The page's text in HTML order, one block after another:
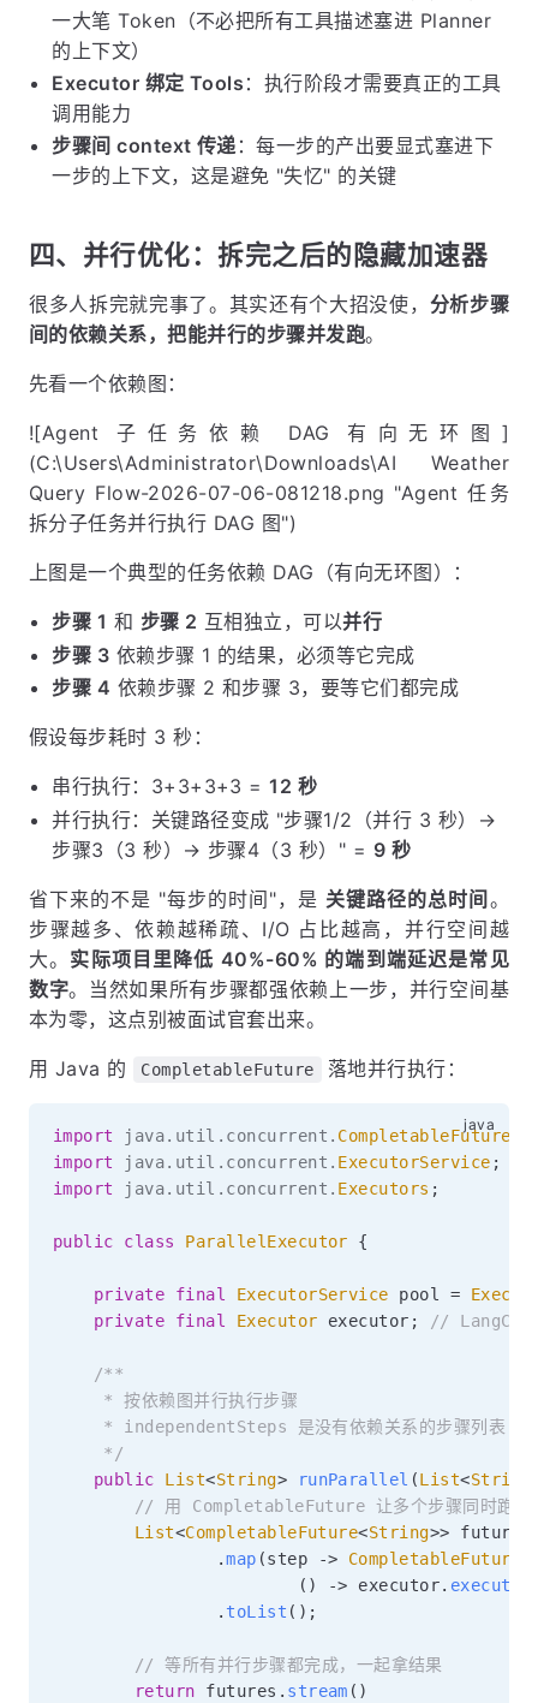
一大笔 Token（不必把所有工具描述塞进 Planner
的上下文）
Executor 绑定 Tools ：执行阶段才需要真正的工具
调用能力
步骤间 context 传递：每一步的产出要显式塞进下
一步的上下文，这是避免 "失忆" 的关键
四、并行优化：拆完之后的隐藏加速器
很多人拆完就完事了。其实还有个大招没使， 分析步骤
间的依赖关系，把能并行的步骤并发跑。
先看一个依赖图：
![Agent 子任务依赖 DAG 有向无环图]
(C:\Users\Administrator\Downloads\AI Weather
Query Flow-2026-07-06-081218.png "Agent 任务
拆分子任务并行执行 DAG 图")
上图是一个典型的任务依赖 DAG（有向无环图）：
步骤 1 和 步骤 2 互相独立，可以并行
步骤 3 依赖步骤 1 的结果，必须等它完成
步骤 4 依赖步骤 2 和步骤 3，要等它们都完成
假设每步耗时 3 秒：
串行执行：3+3+3+3 =12 秒
并行执行：关键路径变成 "步骤1/2（并行 3 秒）→
步骤3（3 秒）→ 步骤4（3 秒）" = 9 秒
省下来的不是 "每步的时间"，是 关键路径的总时间。
步骤越多、依赖越稀疏、I/O 占比越高，并行空间越
大。 实际项目里降低 40%-60% 的端到端延迟是常见
数字。当然如果所有步骤都强依赖上一步，并行空间基
本为零，这点别被面试官套出来。
用 Java 的 CompletableFuture 落地并行执行：
import java. util . concurrent . CompletableFuture
import
java. util . concurrent . ExecutorService ;
import
java. util . concurrent . Executors ;
public class ParallelExecutor {
private final ExecutorService pool =
private
final Executor executor ; //
/**
     * 按依赖图并行执行步骤
     * independentSteps 是没有依赖关系的步骤列表
     */
public
List<String> runParallel (List<String
// 用 CompletableFuture 让多个步骤同时跑，
List<CompletableFuture<String>>
.map (step -> CompletableFuture
( ) -> executor.
. toList ( ) ;
// 等所有并行步骤都完成，一起拿结果
return futures . stream ( )